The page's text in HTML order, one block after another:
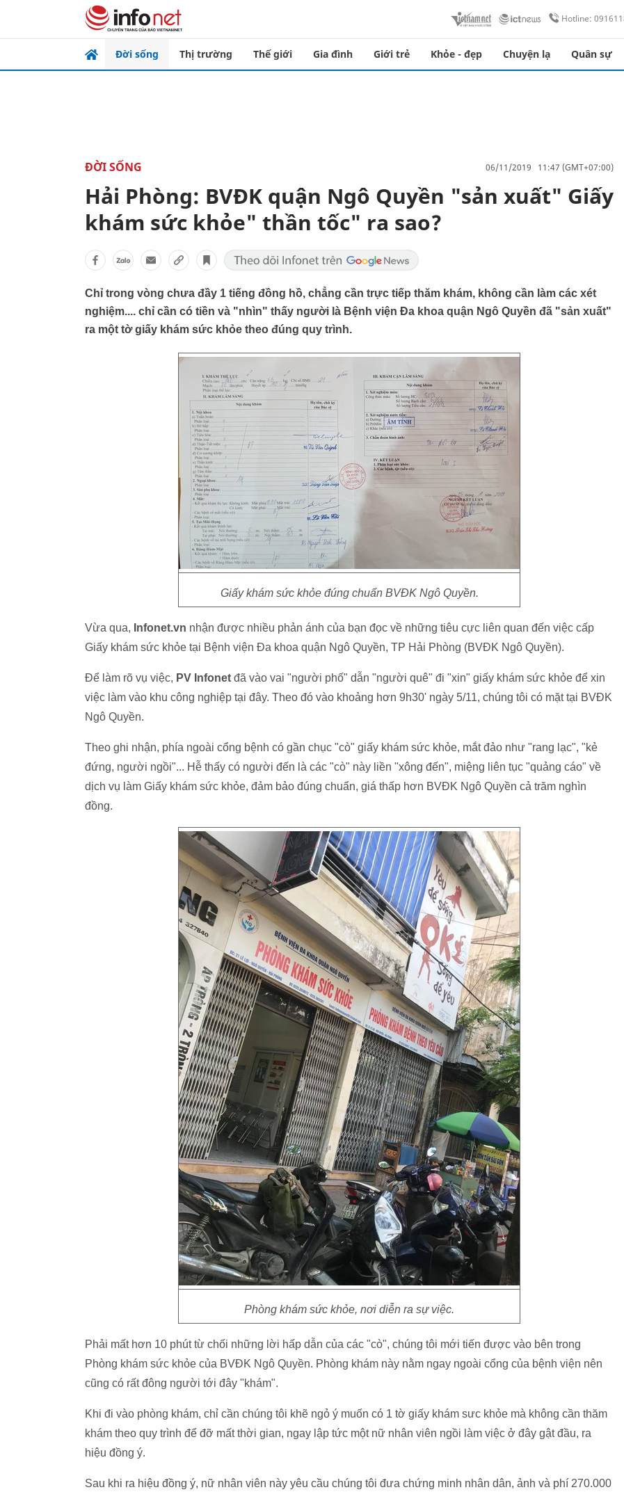
Hotline:
Đời sống Thị trường Thế giới Gia đình Giới trẻ Khỏe - đẹp Chuyện lạ Quân sự
ĐỜI SỐNG 06/11/2019 11:47 (GMT+07:00)
Hải Phòng: BVĐK quận Ngô Quyền "sản xuất" Giấy
khám sức khỏe" thần tốc" ra sao?
Chỉ trong vòng chưa đầy 1 tiếng đồng hồ, chẳng cần trực tiếp thăm khám, không cần làm các xét
nghiệm.... chỉ cần có tiền và "nhìn" thấy người là Bệnh viện Đa khoa quận Ngô Quyền đã "sản xuất"
ra một tờ giấy khám sức khỏe theo đúng quy trình.
Giấy khám sức khỏe đúng chuẩn BVĐK Ngô Quyền.
Vừa qua, Infonet.vn nhận được nhiều phản ánh của bạn đọc về những tiêu cực liên quan đến việc cấp
Giấy khám sức khỏe tại Bệnh viện Đa khoa quận Ngô Quyền, TP Hải Phòng (BVĐK Ngô Quyền).
Để làm rõ vụ việc, PV Infonet đã vào vai "người phố" dẫn "người quê" đi "xin" giấy khám sức khỏe để xin
việc làm vào khu công nghiệp tại đây. Theo đó vào khoảng hơn 9h30' ngày 5/11, chúng tôi có mặt tại BVĐK
Ngô Quyền.
Theo ghi nhận, phía ngoài cổng bệnh có gần chục "cò" giấy khám sức khỏe, mắt đảo như "rang lạc", "kẻ
đứng, người ngồi"... Hễ thấy có người đến là các "cò" này liền "xông đến", miệng liên tục "quảng cáo" về
dịch vụ làm Giấy khám sức khỏe, đảm bảo đúng chuẩn, giá thấp hơn BVĐK Ngô Quyền cả trăm nghìn
đồng.
Phòng khám sức khỏe, nơi diễn ra sự việc.
Phải mất hơn 10 phút từ chối những lời hấp dẫn của các "cò", chúng tôi mới tiến được vào bên trong
Phòng khám sức khỏe của BVĐK Ngô Quyền. Phòng khám này nằm ngay ngoài cổng của bệnh viện nên
cũng có rất đông người tới đây "khám".
Khi đi vào phòng khám, chỉ cần chúng tôi khẽ ngỏ ý muốn có 1 tờ giấy khám sưc khỏe mà không cần thăm
khám theo quy trình để đỡ mất thời gian, ngay lập tức một nữ nhân viên ngồi làm việc ở đây gật đầu, ra
hiệu đồng ý.
Sau khi ra hiệu đồng ý, nữ nhân viên này yêu cầu chúng tôi đưa chứng minh nhân dân, ảnh và phí 270.000